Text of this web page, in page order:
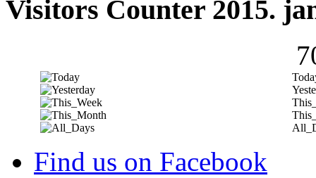
Visitors Counter 2015.
Find us on Facebook